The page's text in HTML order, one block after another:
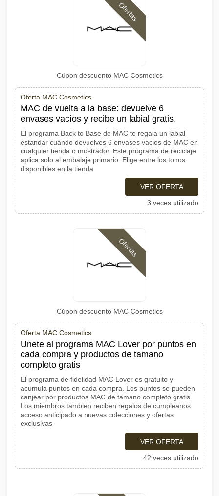
Ofertas
Cúpon descuento MAC Cosmetics
Oferta MAC Cosmetics
MAC de vuelta a la base: devuelve 6
envases vacíos y recibe un labial gratis.
El programa Back to Base de MAC te regala un labial
estandar cuando devuelves 6 envases vacios de MAC en
cualquier tienda o mostrador. Este programa de reciclaje
aplica solo al embalaje primario. Elige entre los tonos
disponibles en la tienda
VER OFERTA
3 veces utilizado
Ofertas
Cúpon descuento MAC Cosmetics
Oferta MAC Cosmetics
Unete al programa MAC Lover por puntos en
cada compra y productos de tamano
completo gratis
El programa de fidelidad MAC Lover es gratuito y
acumula puntos en cada compra. Los puntos se pueden
canjear por productos MAC de tamano completo gratis.
Los miembros tambien reciben regalos de cumpleanos
acceso anticipado a nuevas colecciones y ofertas
exclusivas
VER OFERTA
42 veces utilizado